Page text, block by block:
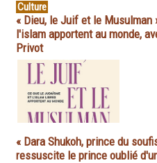
Culture
« Dieu, le Juif et le Musulman
l'islam apportent au monde,
Privot
« Dara Shukoh, prince du
ressuscite le prince oublié